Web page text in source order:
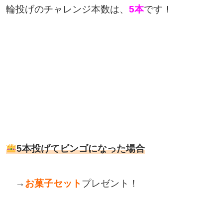
輪投げのチャレンジ本数は、 5本です！
5本投げてビンゴになった場合
→ お菓子セットプレゼント！